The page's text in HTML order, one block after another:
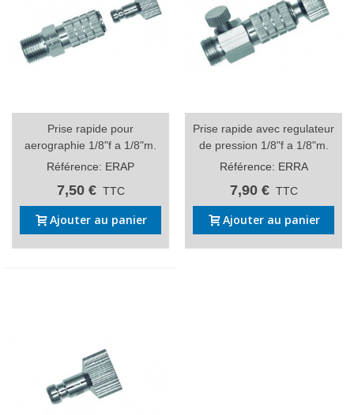
Prise rapide pour
aerographie 1/8"f a 1/8"m.
Référence: ERAP
7,50 € TTC
Ajouter au panier
Prise rapide avec regulateur
de pression 1/8"f a 1/8"m.
Référence: ERRA
7,90 € TTC
Ajouter au panier